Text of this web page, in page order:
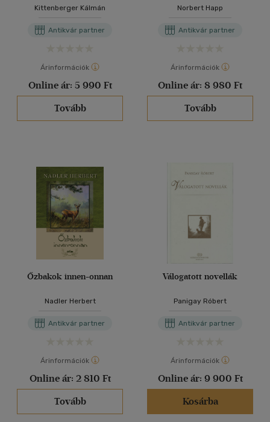
Kittenberger Kálmán
Antikvár partner
Árinformációk
Online ár: 5 990 Ft
Tovább
Norbert Happ
Antikvár partner
Árinformációk
Online ár: 8 980 Ft
Tovább
Őzbakok innen-onnan
Nadler Herbert
Antikvár partner
Árinformációk
Online ár: 2 810 Ft
Tovább
Válogatott novellák
Panigay Róbert
Antikvár partner
Árinformációk
Online ár: 9 900 Ft
Kosárba